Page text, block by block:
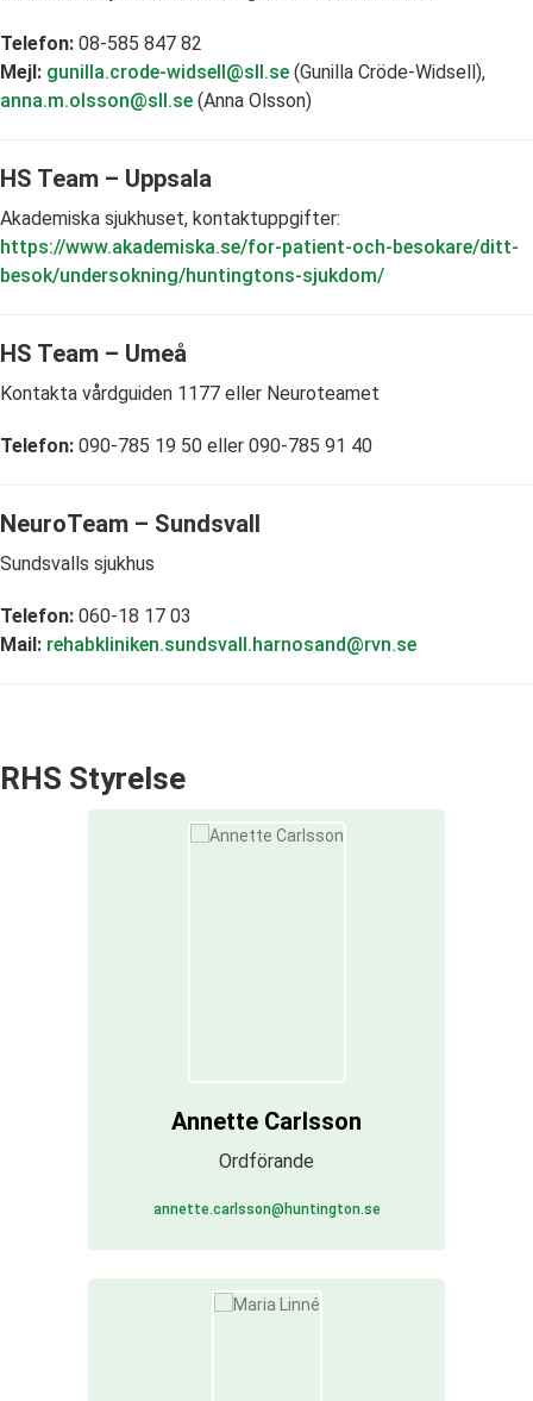
Telefon: 08-585 847 82
Mejl: gunilla.crode-widsell@sll.se (Gunilla Cröde-Widsell),
anna.m.olsson@sll.se (Anna Olsson)
HS Team – Uppsala
Akademiska sjukhuset, kontaktuppgifter:
https://www.akademiska.se/for-patient-och-besokare/ditt-
besok/undersokning/huntingtons-sjukdom/
HS Team – Umeå
Kontakta vårdguiden 1177 eller Neuroteamet
Telefon: 090-785 19 50 eller 090-785 91 40
NeuroTeam – Sundsvall
Sundsvalls sjukhus
Telefon: 060-18 17 03
Mail: rehabkliniken.sundsvall.harnosand@rvn.se
RHS Styrelse
Annette Carlsson
Ordförande
annette.carlsson@huntington.se